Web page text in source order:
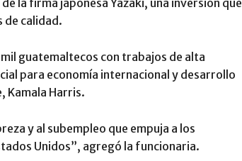
de calidad.
guatemaltecos con trabajos de alta
para economía internacional y desarrollo
Kamala Harris.
y al subempleo que empuja a los
Unidos”, agregó la funcionaria.